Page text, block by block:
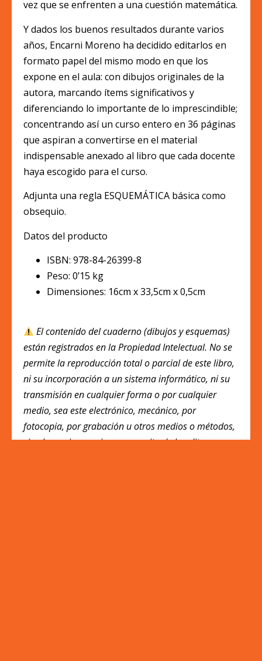
vez que se enfrenten a una cuestión matemática.
Y dados los buenos resultados durante varios
años, Encarni Moreno ha decidido editarlos en
formato papel del mismo modo en que los
expone en el aula: con dibujos originales de la
autora, marcando ítems significativos y
diferenciando lo importante de lo imprescindible;
concentrando así un curso entero en 36 páginas
que aspiran a convertirse en el material
indispensable anexado al libro que cada docente
haya escogido para el curso.
Adjunta una regla ESQUEMÁTICA básica como
obsequio.
Datos del producto
ISBN: 978-84-26399-8
Peso: 0’15 kg
Dimensiones: 16cm x 33,5cm x 0,5cm
El contenido del cuaderno (dibujos y esquemas)
están registrados en la Propiedad Intelectual. No se
permite la reproducción total o parcial de este libro,
ni su incorporación a un sistema informático, ni su
transmisión en cualquier forma o por cualquier
medio, sea este electrónico, mecánico, por
fotocopia, por grabación u otros medios o métodos,
sin el permiso previo y por escrito de la editora y